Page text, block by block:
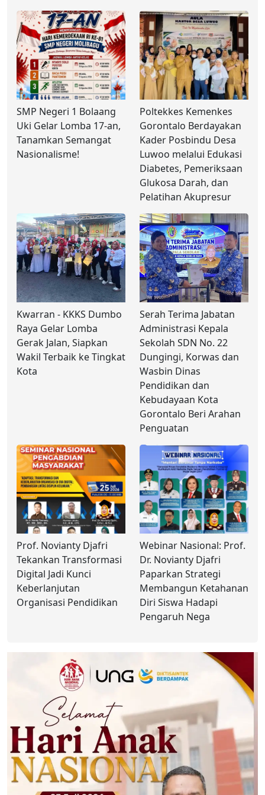
SMP Negeri 1 Bolaang
Uki Gelar Lomba 17-an,
Tanamkan Semangat
Nasionalisme!
Poltekkes Kemenkes
Gorontalo Berdayakan
Kader Posbindu Desa
Luwoo melalui Edukasi
Diabetes, Pemeriksaan
Glukosa Darah, dan
Pelatihan Akupresur
Kwarran - KKKS Dumbo
Raya Gelar Lomba
Gerak Jalan, Siapkan
Wakil Terbaik ke Tingkat
Kota
Serah Terima Jabatan
Administrasi Kepala
Sekolah SDN No. 22
Dungingi, Korwas dan
Wasbin Dinas
Pendidikan dan
Kebudayaan Kota
Gorontalo Beri Arahan
Penguatan
Prof. Novianty Djafri
Tekankan Transformasi
Digital Jadi Kunci
Keberlanjutan
Organisasi Pendidikan
Webinar Nasional: Prof.
Dr. Novianty Djafri
Paparkan Strategi
Membangun Ketahanan
Diri Siswa Hadapi
Pengaruh Nega